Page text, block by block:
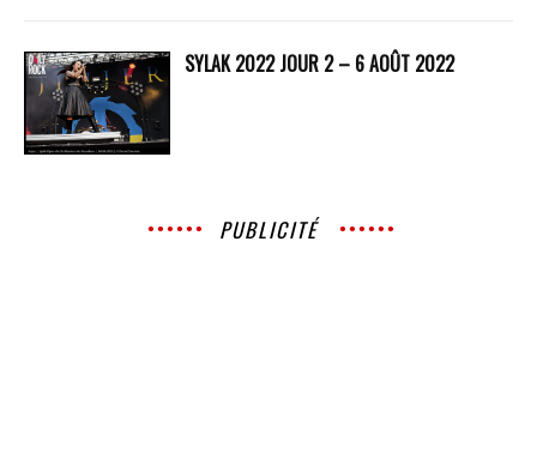
SYLAK 2022 JOUR 2 – 6 AOÛT 2022
PUBLICITÉ